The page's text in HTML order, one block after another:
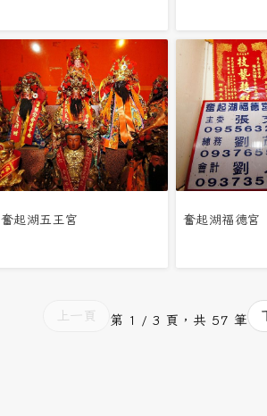
奮起湖五王宮 奮起湖福德宮
上一頁 第 1 / 3 頁，共 57 筆